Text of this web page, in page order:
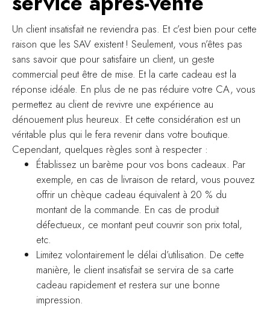
Un client insatisfait ne reviendra pas. Et c’est bien pour cette
raison que les SAV existent ! Seulement, vous n’êtes pas
sans savoir que pour satisfaire un client, un geste
commercial peut être de mise. Et la carte cadeau est la
réponse idéale. En plus de ne pas réduire votre CA, vous
permettez au client de revivre une expérience au
dénouement plus heureux. Et cette considération est un
véritable plus qui le fera revenir dans votre boutique.
Cependant, quelques règles sont à respecter :
Établissez un barème pour vos bons cadeaux. Par
exemple, en cas de livraison de retard, vous pouvez
offrir un chèque cadeau équivalent à 20 % du
montant de la commande. En cas de produit
défectueux, ce montant peut couvrir son prix total,
etc.
Limitez volontairement le délai d’utilisation. De cette
manière, le client insatisfait se servira de sa carte
cadeau rapidement et restera sur une bonne
impression.